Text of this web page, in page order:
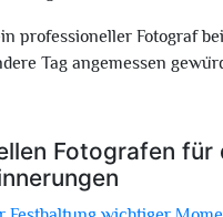
professioneller Fotograf
Tag angemessen
Fotografen für